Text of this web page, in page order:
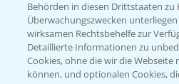
Kontakt & Notfall
Beratung auf
Behörden in diesen Drittstaaten zu
Überwachungszwecken
wirksamen Rechtsbehelfe zur
Detaillierte Informationen zu
Cookies, ohne die wir die
können, und optionalen Cookies,